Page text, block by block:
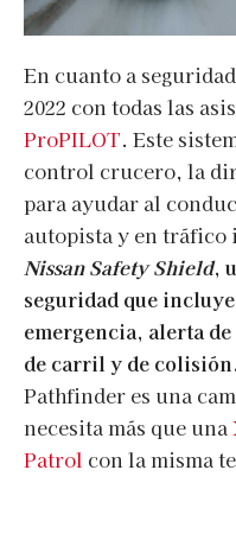
En cuanto a
2022 con todas las
ProPILOT. Este
control crucero, la
para ayudar al
autopista y en tráfico
Nissan Safety Shield,
seguridad que
emergencia, alerta
de carril y de colisión.
Pathfinder es una
necesita más que una
Patrol con la misma